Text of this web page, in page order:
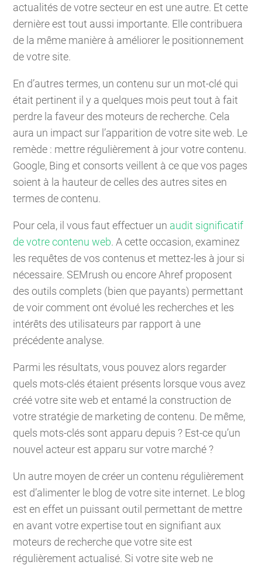
actualités de votre secteur en est une autre. Et cette
dernière est tout aussi importante. Elle contribuera
de la même manière à améliorer le positionnement
de votre site.
En d’autres termes, un contenu sur un mot-clé qui
était pertinent il y a quelques mois peut tout à fait
perdre la faveur des moteurs de recherche. Cela
aura un impact sur l’apparition de votre site web. Le
remède : mettre régulièrement à jour votre contenu.
Google, Bing et consorts veillent à ce que vos pages
soient à la hauteur de celles des autres sites en
termes de contenu.
Pour cela, il vous faut effectuer un audit significatif
de votre contenu web. A cette occasion, examinez
les requêtes de vos contenus et mettez-les à jour si
nécessaire. SEMrush ou encore Ahref proposent
des outils complets (bien que payants) permettant
de voir comment ont évolué les recherches et les
intérêts des utilisateurs par rapport à une
précédente analyse.
Parmi les résultats, vous pouvez alors regarder
quels mots-clés étaient présents lorsque vous avez
créé votre site web et entamé la construction de
votre stratégie de marketing de contenu. De même,
quels mots-clés sont apparu depuis ? Est-ce qu’un
nouvel acteur est apparu sur votre marché ?
Un autre moyen de créer un contenu régulièrement
est d’alimenter le blog de votre site internet. Le blog
est en effet un puissant outil permettant de mettre
en avant votre expertise tout en signifiant aux
moteurs de recherche que votre site est
régulièrement actualisé. Si votre site web ne